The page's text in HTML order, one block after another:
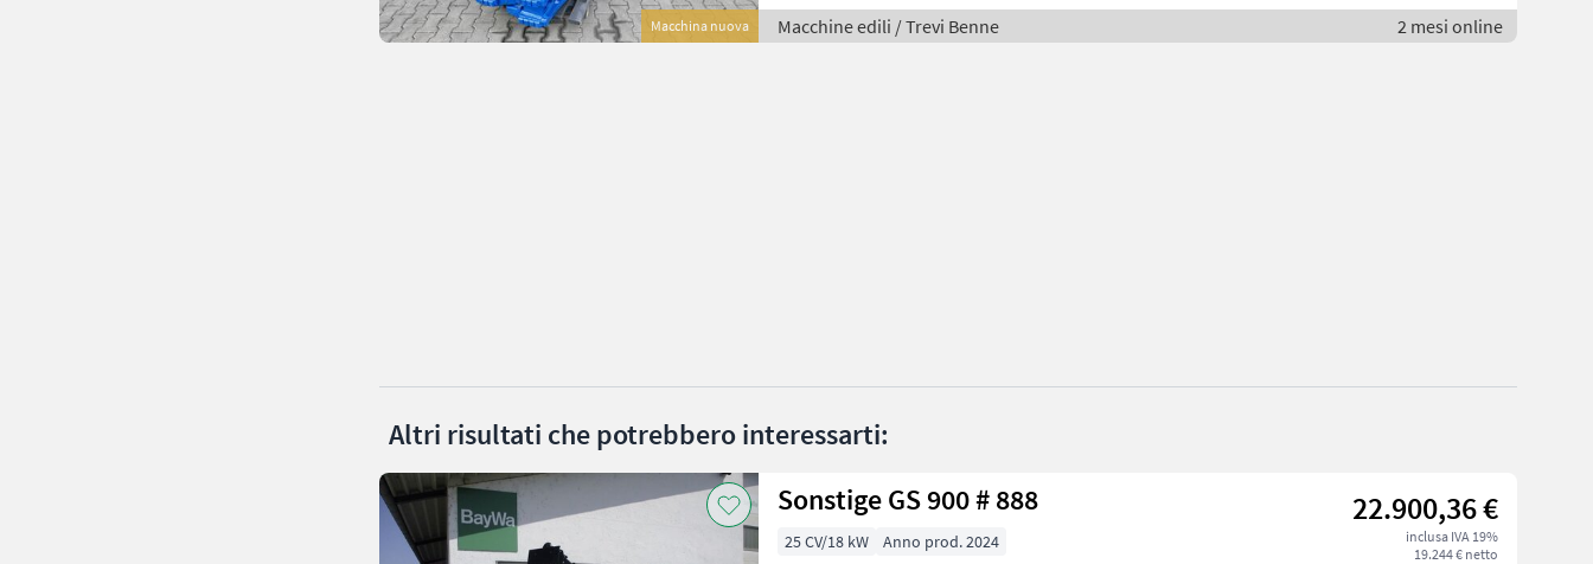
Macchina nuova Macchine edili / Trevi Benne 2 mesi online
Altri risultati che potrebbero interessarti:
Sonstige GS 900 # 888 22.900,36 €
inclusa IVA 19%
19.244 € netto
25 CV/18 kW Anno prod. 2024